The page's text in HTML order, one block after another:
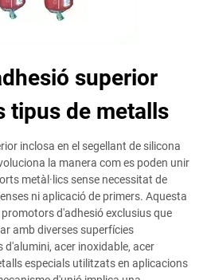
superior
tipus de metalls
inclosa en el segellant de silicona
la manera com es poden unir
metàl·lics sense necessitat de
ni aplicació de primers. Aquesta
d'adhesió exclusius que
amb diverses superfícies
d'alumini, acer inoxidable, acer
especials utilitzats en aplicacions